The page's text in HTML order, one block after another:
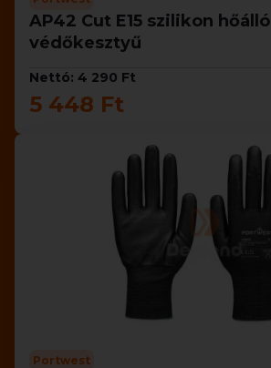
AP42 Cut E15 szilikon hőálló
védőkesztyű
Nettó: 4 290 Ft
5 448 Ft
Portwest